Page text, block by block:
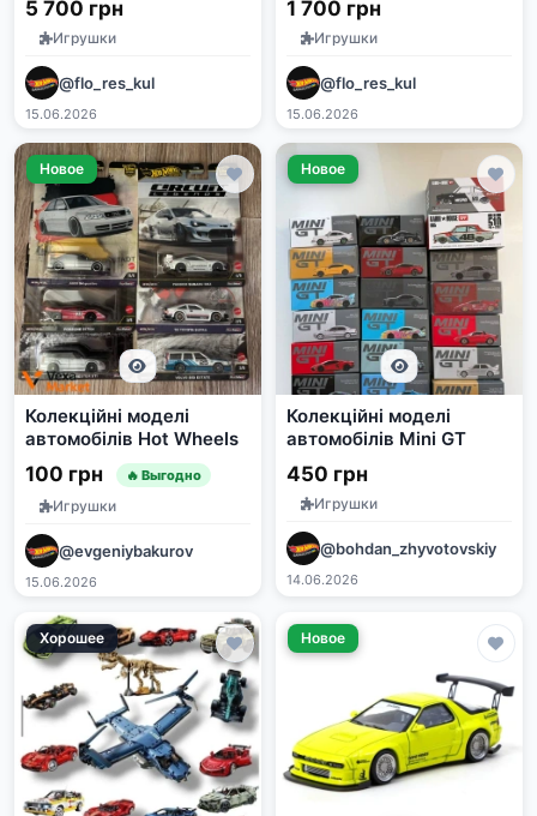
5 700 грн
Игрушки
@flo_res_kul
15.06.2026
1 700 грн
Игрушки
@flo_res_kul
15.06.2026
Новое
Колекційні моделі
автомобілів Hot Wheels
100 грн 🔥 Выгодно
Игрушки
@evgeniybakurov
15.06.2026
Новое
Колекційні моделі
автомобілів Mini GT
450 грн
Игрушки
@bohdan_zhyvotovskiy
14.06.2026
Хорошее Новое